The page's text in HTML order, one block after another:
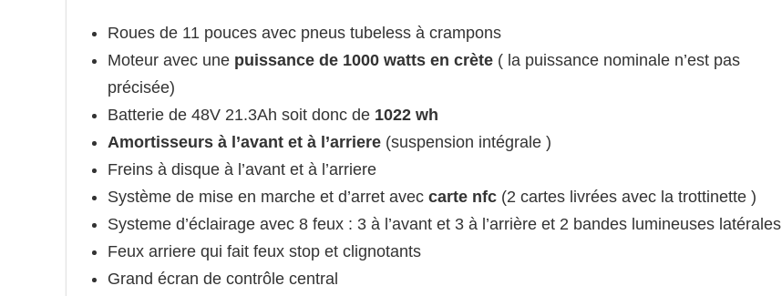
Roues de 11 pouces avec pneus tubeless à crampons
Moteur avec une puissance de 1000 watts en crète ( la puissance nominale n’est pas
précisée)
Batterie de 48V 21.3Ah soit donc de 1022 wh
Amortisseurs à l’avant et à l’arriere (suspension intégrale )
Freins à disque à l’avant et à l’arriere
Système de mise en marche et d’arret avec carte nfc (2 cartes livrées avec la trottinette )
Systeme d’éclairage avec 8 feux : 3 à l’avant et 3 à l’arrière et 2 bandes lumineuses latérales
Feux arriere qui fait feux stop et clignotants
Grand écran de contrôle central